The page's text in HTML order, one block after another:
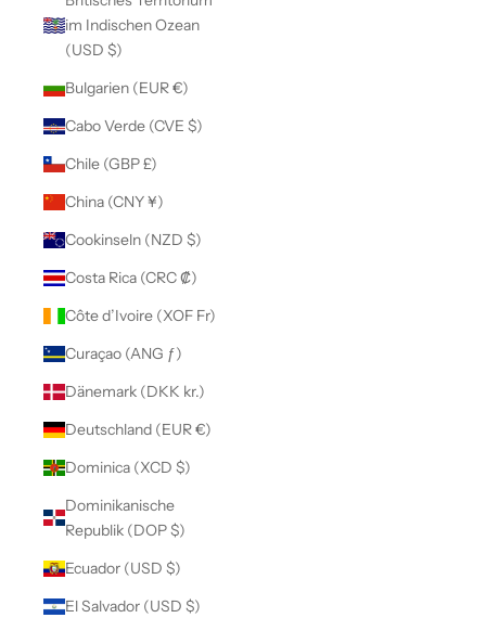
im Indischen Ozean
(USD $)
Bulgarien (EUR €)
Cabo Verde (CVE $)
Chile (GBP £)
China (CNY ¥)
Cookinseln (NZD $)
Costa Rica (CRC ₡)
Côte d’Ivoire (XOF Fr)
Curaçao (ANG ƒ)
Dänemark (DKK kr.)
Deutschland (EUR €)
Dominica (XCD $)
Dominikanische
Republik (DOP $)
Ecuador (USD $)
El Salvador (USD $)